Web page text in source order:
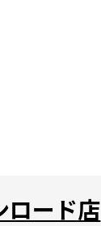
ロード店